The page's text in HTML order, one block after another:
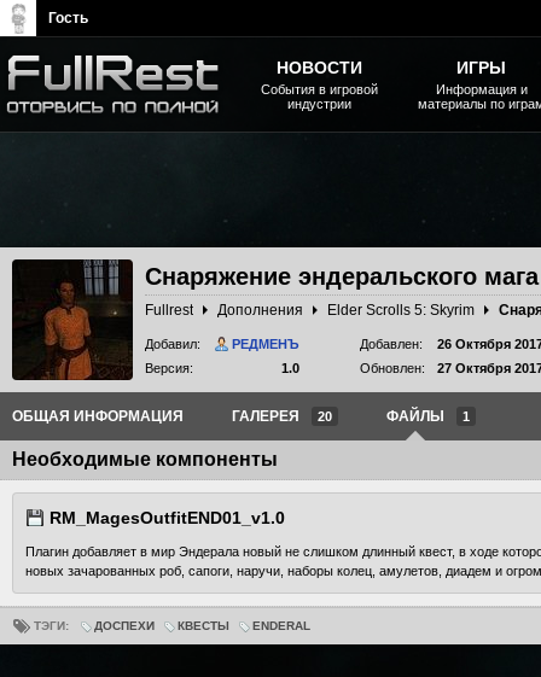
Снаряжение эндеральского мага
Fullrest Дополнения Elder Scrolls 5: Skyrim
Добавил:
РЕДМЕНЪ
Версия:
1.0
Добавлен:
26 Октября
Обновлен:
27 Октября
ОБЩАЯ ИНФОРМАЦИЯ ГАЛЕРЕЯ 20 ФАЙЛЫ 1
Необходимые компоненты
RM_MagesOutfitEND01_v1.0
Плагин добавляет в мир Эндерала новый не слишком длинный квест, в ходе
новых зачарованных роб, сапоги, наручи, наборы колец, амулетов, диадем и
ТЭГИ: ДОСПЕХИ КВЕСТЫ ENDERAL
НОВОСТИ
События в игровой
индустрии
ИГРЫ
Информация и
материалы по
Гость